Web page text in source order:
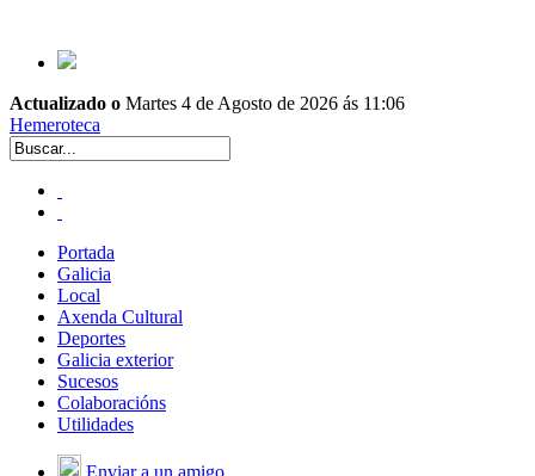
Actualizado o Martes 4 de Agosto de 2026 ás 11:06
Hemeroteca
Portada
Galicia
Local
Axenda Cultural
Deportes
Galicia exterior
Sucesos
Colaboracións
Utilidades
Enviar a un amigo